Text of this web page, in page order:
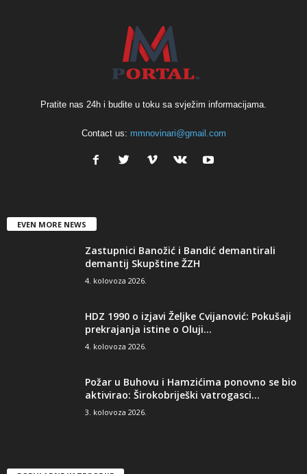
Pratite nas 24h i budite u toku sa svježim informacijama.
Contact us: mmnovinari@gmail.com
EVEN MORE NEWS
Zastupnici Banožić i Bandić demantirali
demantij Skupštine ŽZH
4. kolovoza 2026.
HDZ 1990 o izjavi Željke Cvijanović: Pokušaji
prekrajanja istine o Oluji...
4. kolovoza 2026.
Požar u Buhovu i Hamzićima ponovno se bio
aktivirao: Širokobriješki vatrogasci...
3. kolovoza 2026.